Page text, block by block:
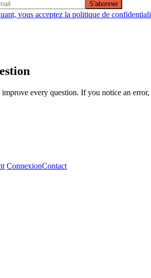
vous acceptez la politique de
every question. If you notice an
ConnexionContact